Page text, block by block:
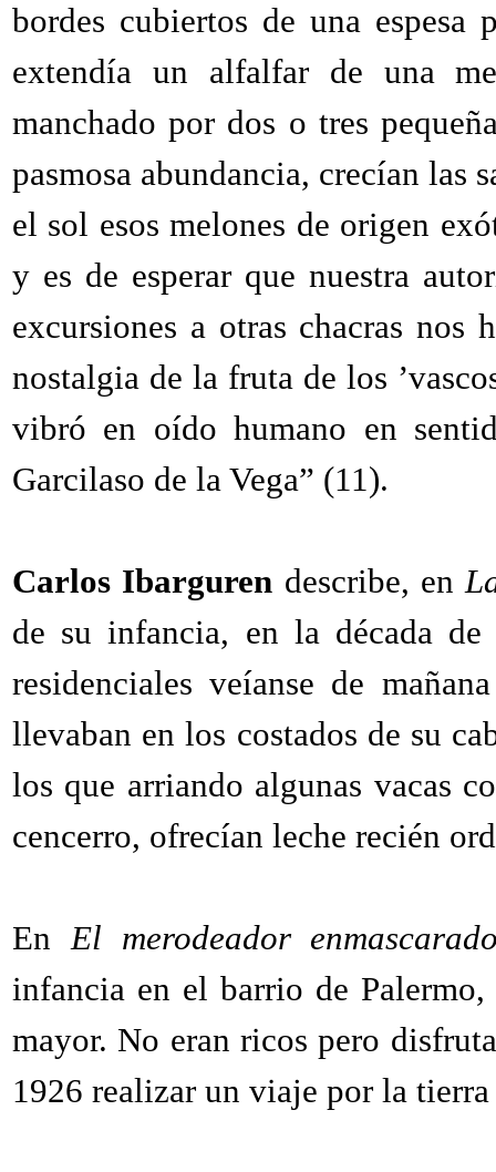
bordes cubiertos de una espesa
extendía un alfalfar de una
manchado por dos o tres
pasmosa abundancia, crecían las
el sol esos melones de origen
y es de esperar que nuestra
excursiones a otras chacras nos
nostalgia de la fruta de los
vibró en oído humano en
Garcilaso de la Vega” (11).
Carlos Ibarguren describe, en
de su infancia, en la década
residenciales veíanse de
llevaban en los costados de su
los que arriando algunas vacas
cencerro, ofrecían leche recién
EnEl merodeador
infancia en el barrio de
mayor. No eran ricos pero
1926 realizar un viaje por la